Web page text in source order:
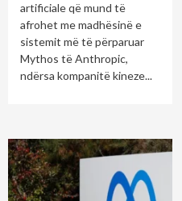
artificiale që mund të
afrohet me madhësinë e
sistemit më të përparuar
Mythos të Anthropic,
ndërsa kompanitë kineze...